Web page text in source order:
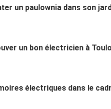
un paulownia dans son
un bon électricien à
électriques dans le